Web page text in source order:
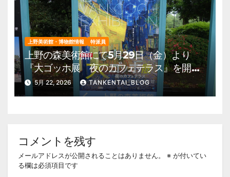
上野美術館・博物館情報 特派員
上野の森美術館にて5月29日（金）より
『大ゴッホ展 夜のカフェテラス』を開
催。 上野公園 美術館・博物館 混雑情
報他
5月 22, 2026 TANKENTAI_BLOG
コメントを残す
メールアドレスが公開されることはありません。 ※ が付いてい
る欄は必須項目です